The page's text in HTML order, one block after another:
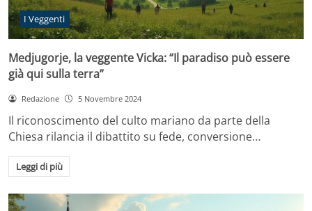
I Veggenti
Medjugorje, la veggente Vicka: “Il paradiso può essere
già qui sulla terra”
Redazione 5 Novembre 2024
Il riconoscimento del culto mariano da parte della
Chiesa rilancia il dibattito su fede, conversione…
Leggi di più